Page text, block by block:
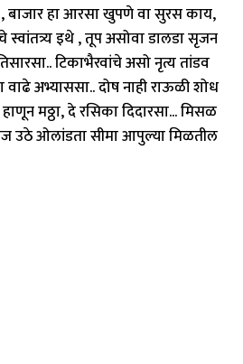
, बाजार हा आरसा खुपणे वा सुरस काय,
स्वांतत्र्य इथे , तूप असोवा डालडा सृजन
टिकाभैरवांचे असो नृत्य तांडव
अभ्याससा.. दोष नाही राऊळी शोध
मठ्ठा, दे रसिका दिदारसा... मिसळ
उठे ओलांडता सीमा आपुल्या मिळतील